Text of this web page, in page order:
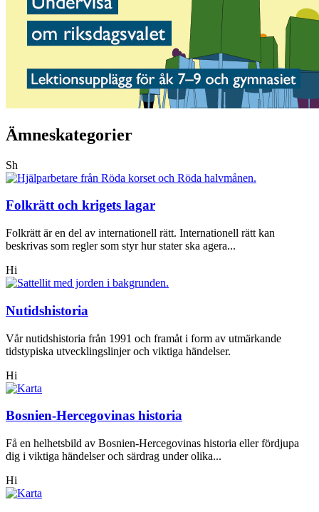
Ämneskategorier
Sh
Folkrätt och krigets lagar
Folkrätt är en del av internationell rätt. Internationell rätt kan
beskrivas som regler som styr hur stater ska agera...
Hi
Nutidshistoria
Vår nutidshistoria från 1991 och framåt i form av utmärkande
tidstypiska utvecklingslinjer och viktiga händelser.
Hi
Bosnien-Hercegovinas historia
Få en helhetsbild av Bosnien-Hercegovinas historia eller fördjupa
dig i viktiga händelser och särdrag under olika...
Hi